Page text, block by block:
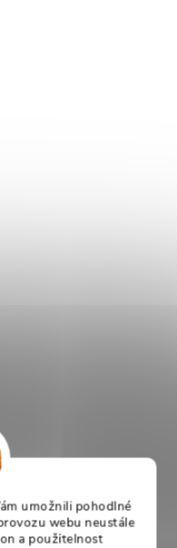
umožnili pohodlné
webu neustále
a použitelnost